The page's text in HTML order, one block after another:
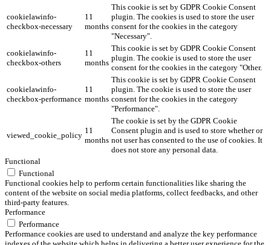
cookielawinfo-
checkbox-necessary
11
months
This cookie is set by GDPR Cookie Consent
plugin. The cookies is used to store the user
consent for the cookies in the category
"Necessary".
cookielawinfo-
checkbox-others
11
months
This cookie is set by GDPR Cookie Consent
plugin. The cookie is used to store the user
consent for the cookies in the category "Other.
cookielawinfo-
checkbox-performance
11
months
This cookie is set by GDPR Cookie Consent
plugin. The cookie is used to store the user
consent for the cookies in the category
"Performance".
viewed_cookie_policy
11
months
The cookie is set by the GDPR Cookie
Consent plugin and is used to store whether or
not user has consented to the use of cookies. It
does not store any personal data.
Functional
Functional
Functional cookies help to perform certain functionalities like sharing the
content of the website on social media platforms, collect feedbacks, and other
third-party features.
Performance
Performance
Performance cookies are used to understand and analyze the key performance